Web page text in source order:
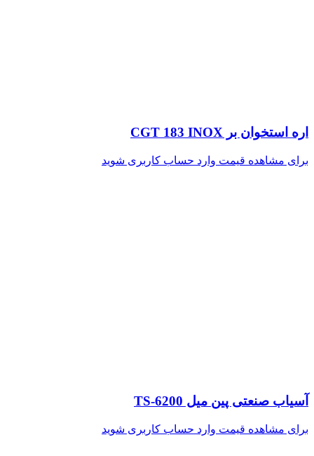
اره استخوان بر CGT 183 INOX
برای مشاهده قیمت وارد حساب کاربری شوید
آسیاب صنعتی پین میل TS-6200
برای مشاهده قیمت وارد حساب کاربری شوید